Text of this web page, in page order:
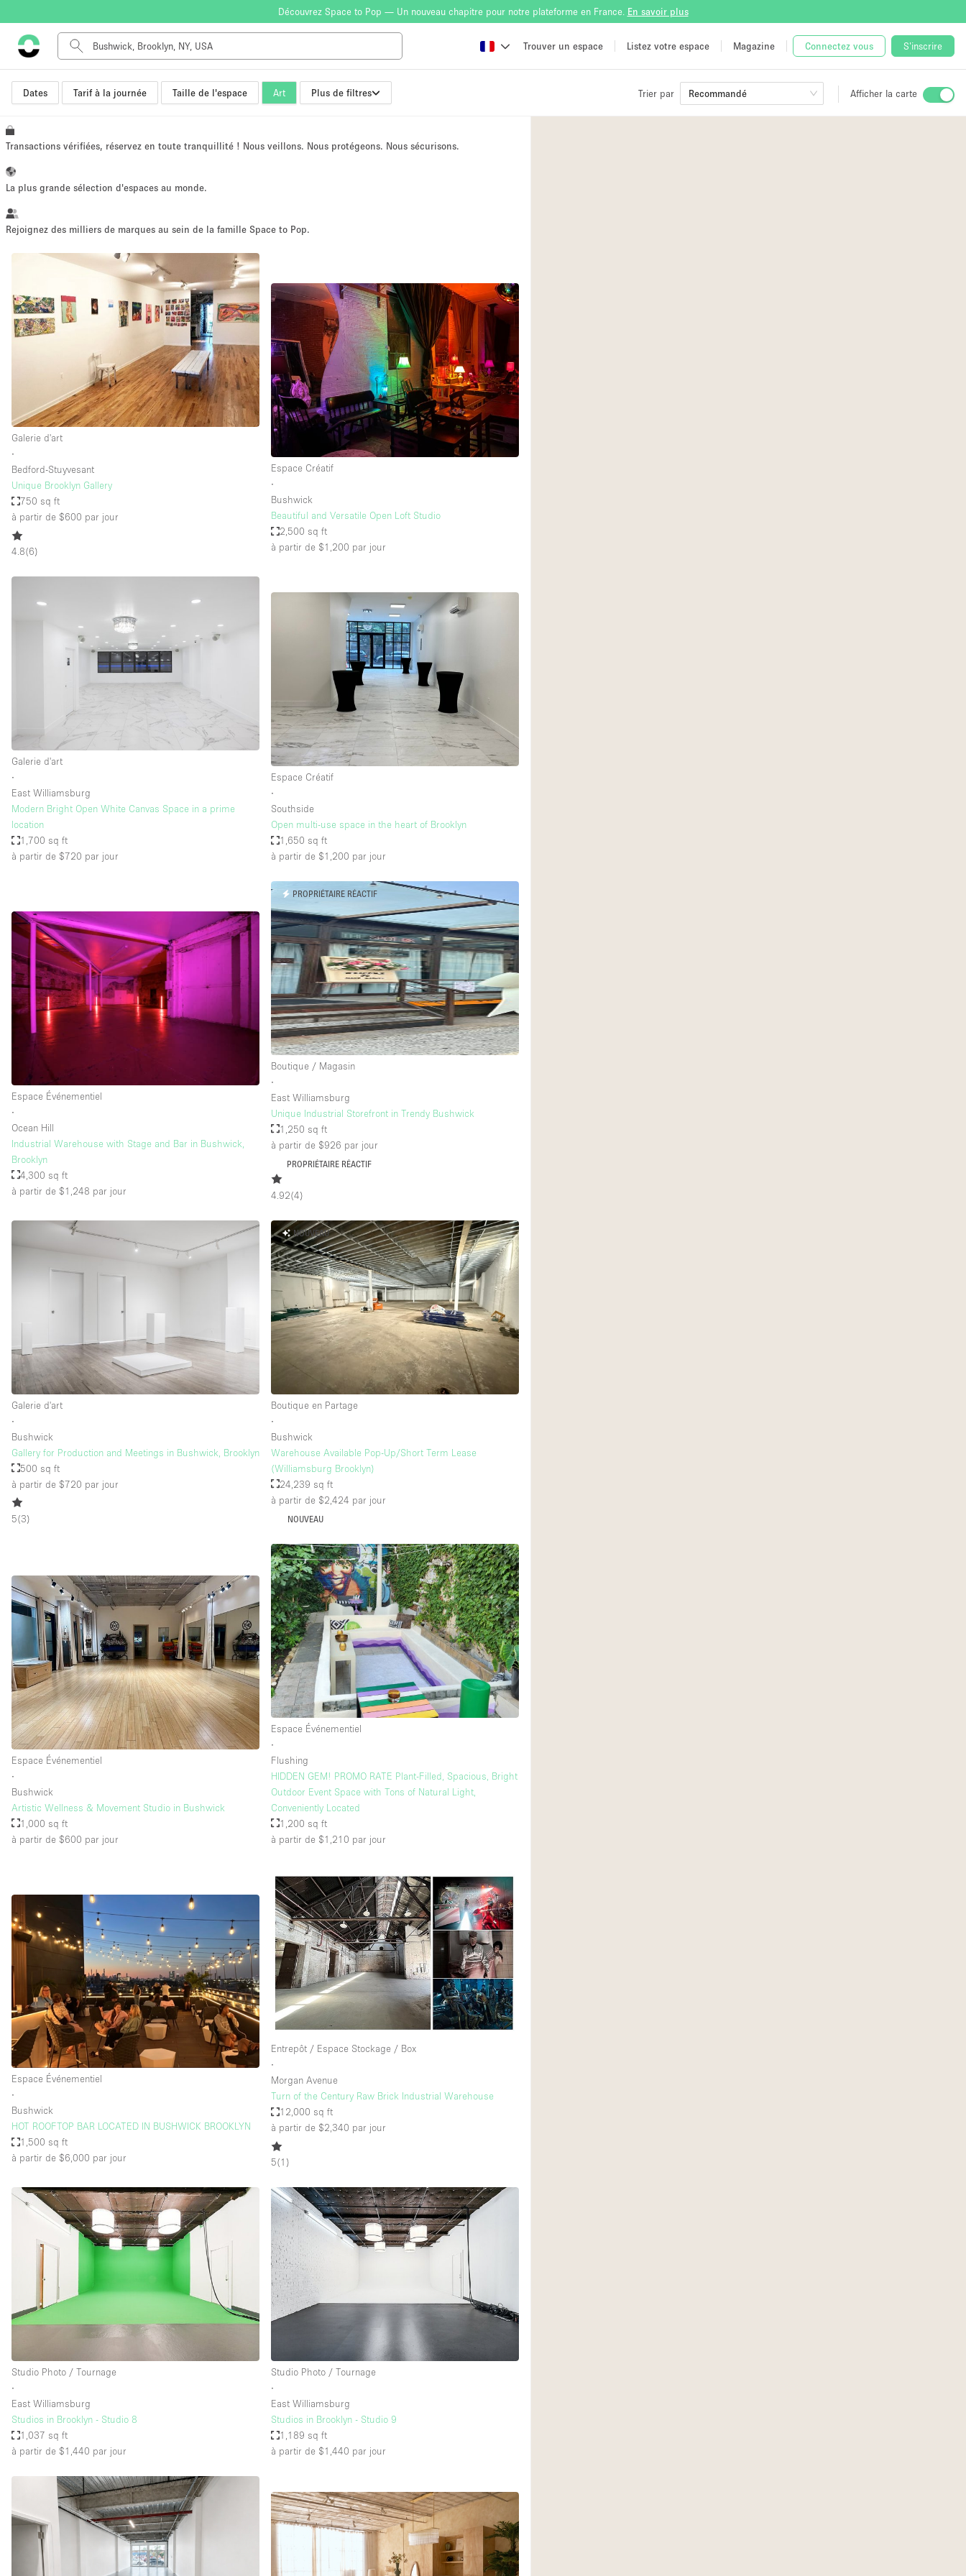
Découvrez Space to Pop — Un nouveau chapitre pour notre plateforme en France. En savoir plus
Trouver un espace Listez votre espace Magazine Connectez vous S'inscrire
Dates Tarif à la journée Taille de l'espace Art Plus de filtres Trier par Recommandé Afficher la carte
Type de l'espace Appartement / Loft
Boutique / Magasin
Espace Événementiel
Kiosque / Stand / Corner
Maison / Villa / Hôtel Particulier
Rooftop
Salle de Conférence
Salon / Festival
Studio Photo / Tournage
Caractéristiques
de l'espace
Concierge
De plain-pied
Espace Avec Vue
Espace Epuré / Minimaliste
Internet
Licence Alcool
Mobilier
Plusieurs Pièces
Réserve
Éclairage
Équipement de bureau
Étage/accès Sous-sol
Rooftop
Transactions vérifiées, réservez en toute tranquillité ! Nous veillons. Nous protégeons. Nous sécurisons.
La plus grande sélection d'espaces au monde.
Rejoignez des milliers de marques au sein de la famille Space to Pop.
Galerie d'art
∙
Bedford-Stuyvesant
Unique Brooklyn Gallery
750 sq ft
à partir de $600 par jour
4.8(6)
Espace Créatif
∙
Bushwick
Beautiful and Versatile Open Loft Studio
2,500 sq ft
à partir de $1,200 par jour
Galerie d'art
∙
East Williamsburg
Modern Bright Open White Canvas Space in a prime
location
1,700 sq ft
à partir de $720 par jour
Espace Créatif
∙
Southside
Open multi-use space in the heart of Brooklyn
1,650 sq ft
à partir de $1,200 par jour
Espace Événementiel
∙
Ocean Hill
Industrial Warehouse with Stage and Bar in Bushwick,
Brooklyn
4,300 sq ft
à partir de $1,248 par jour
PROPRIÉTAIRE RÉACTIF
Boutique / Magasin
∙
East Williamsburg
Unique Industrial Storefront in Trendy Bushwick
1,250 sq ft
à partir de $926 par jour
PROPRIÉTAIRE RÉACTIF
4.92(4)
Galerie d'art
∙
Bushwick
Gallery for Production and Meetings in Bushwick, Brooklyn
500 sq ft
à partir de $720 par jour
5(3)
NOUVEAU
Boutique en Partage
∙
Bushwick
Warehouse Available Pop-Up/Short Term Lease
(Williamsburg Brooklyn)
24,239 sq ft
à partir de $2,424 par jour
NOUVEAU
Espace Événementiel
∙
Bushwick
Artistic Wellness & Movement Studio in Bushwick
1,000 sq ft
à partir de $600 par jour
Espace Événementiel
∙
Flushing
HIDDEN GEM! PROMO RATE Plant-Filled, Spacious, Bright
Outdoor Event Space with Tons of Natural Light,
Conveniently Located
1,200 sq ft
à partir de $1,210 par jour
Espace Événementiel
∙
Bushwick
HOT ROOFTOP BAR LOCATED IN BUSHWICK BROOKLYN
1,500 sq ft
à partir de $6,000 par jour
Entrepôt / Espace Stockage / Box
∙
Morgan Avenue
Turn of the Century Raw Brick Industrial Warehouse
12,000 sq ft
à partir de $2,340 par jour
5(1 )
Studio Photo / Tournage
∙
East Williamsburg
Studios in Brooklyn - Studio 8
1,037 sq ft
à partir de $1,440 par jour
Studio Photo / Tournage
∙
East Williamsburg
Studios in Brooklyn - Studio 9
1,189 sq ft
à partir de $1,440 par jour